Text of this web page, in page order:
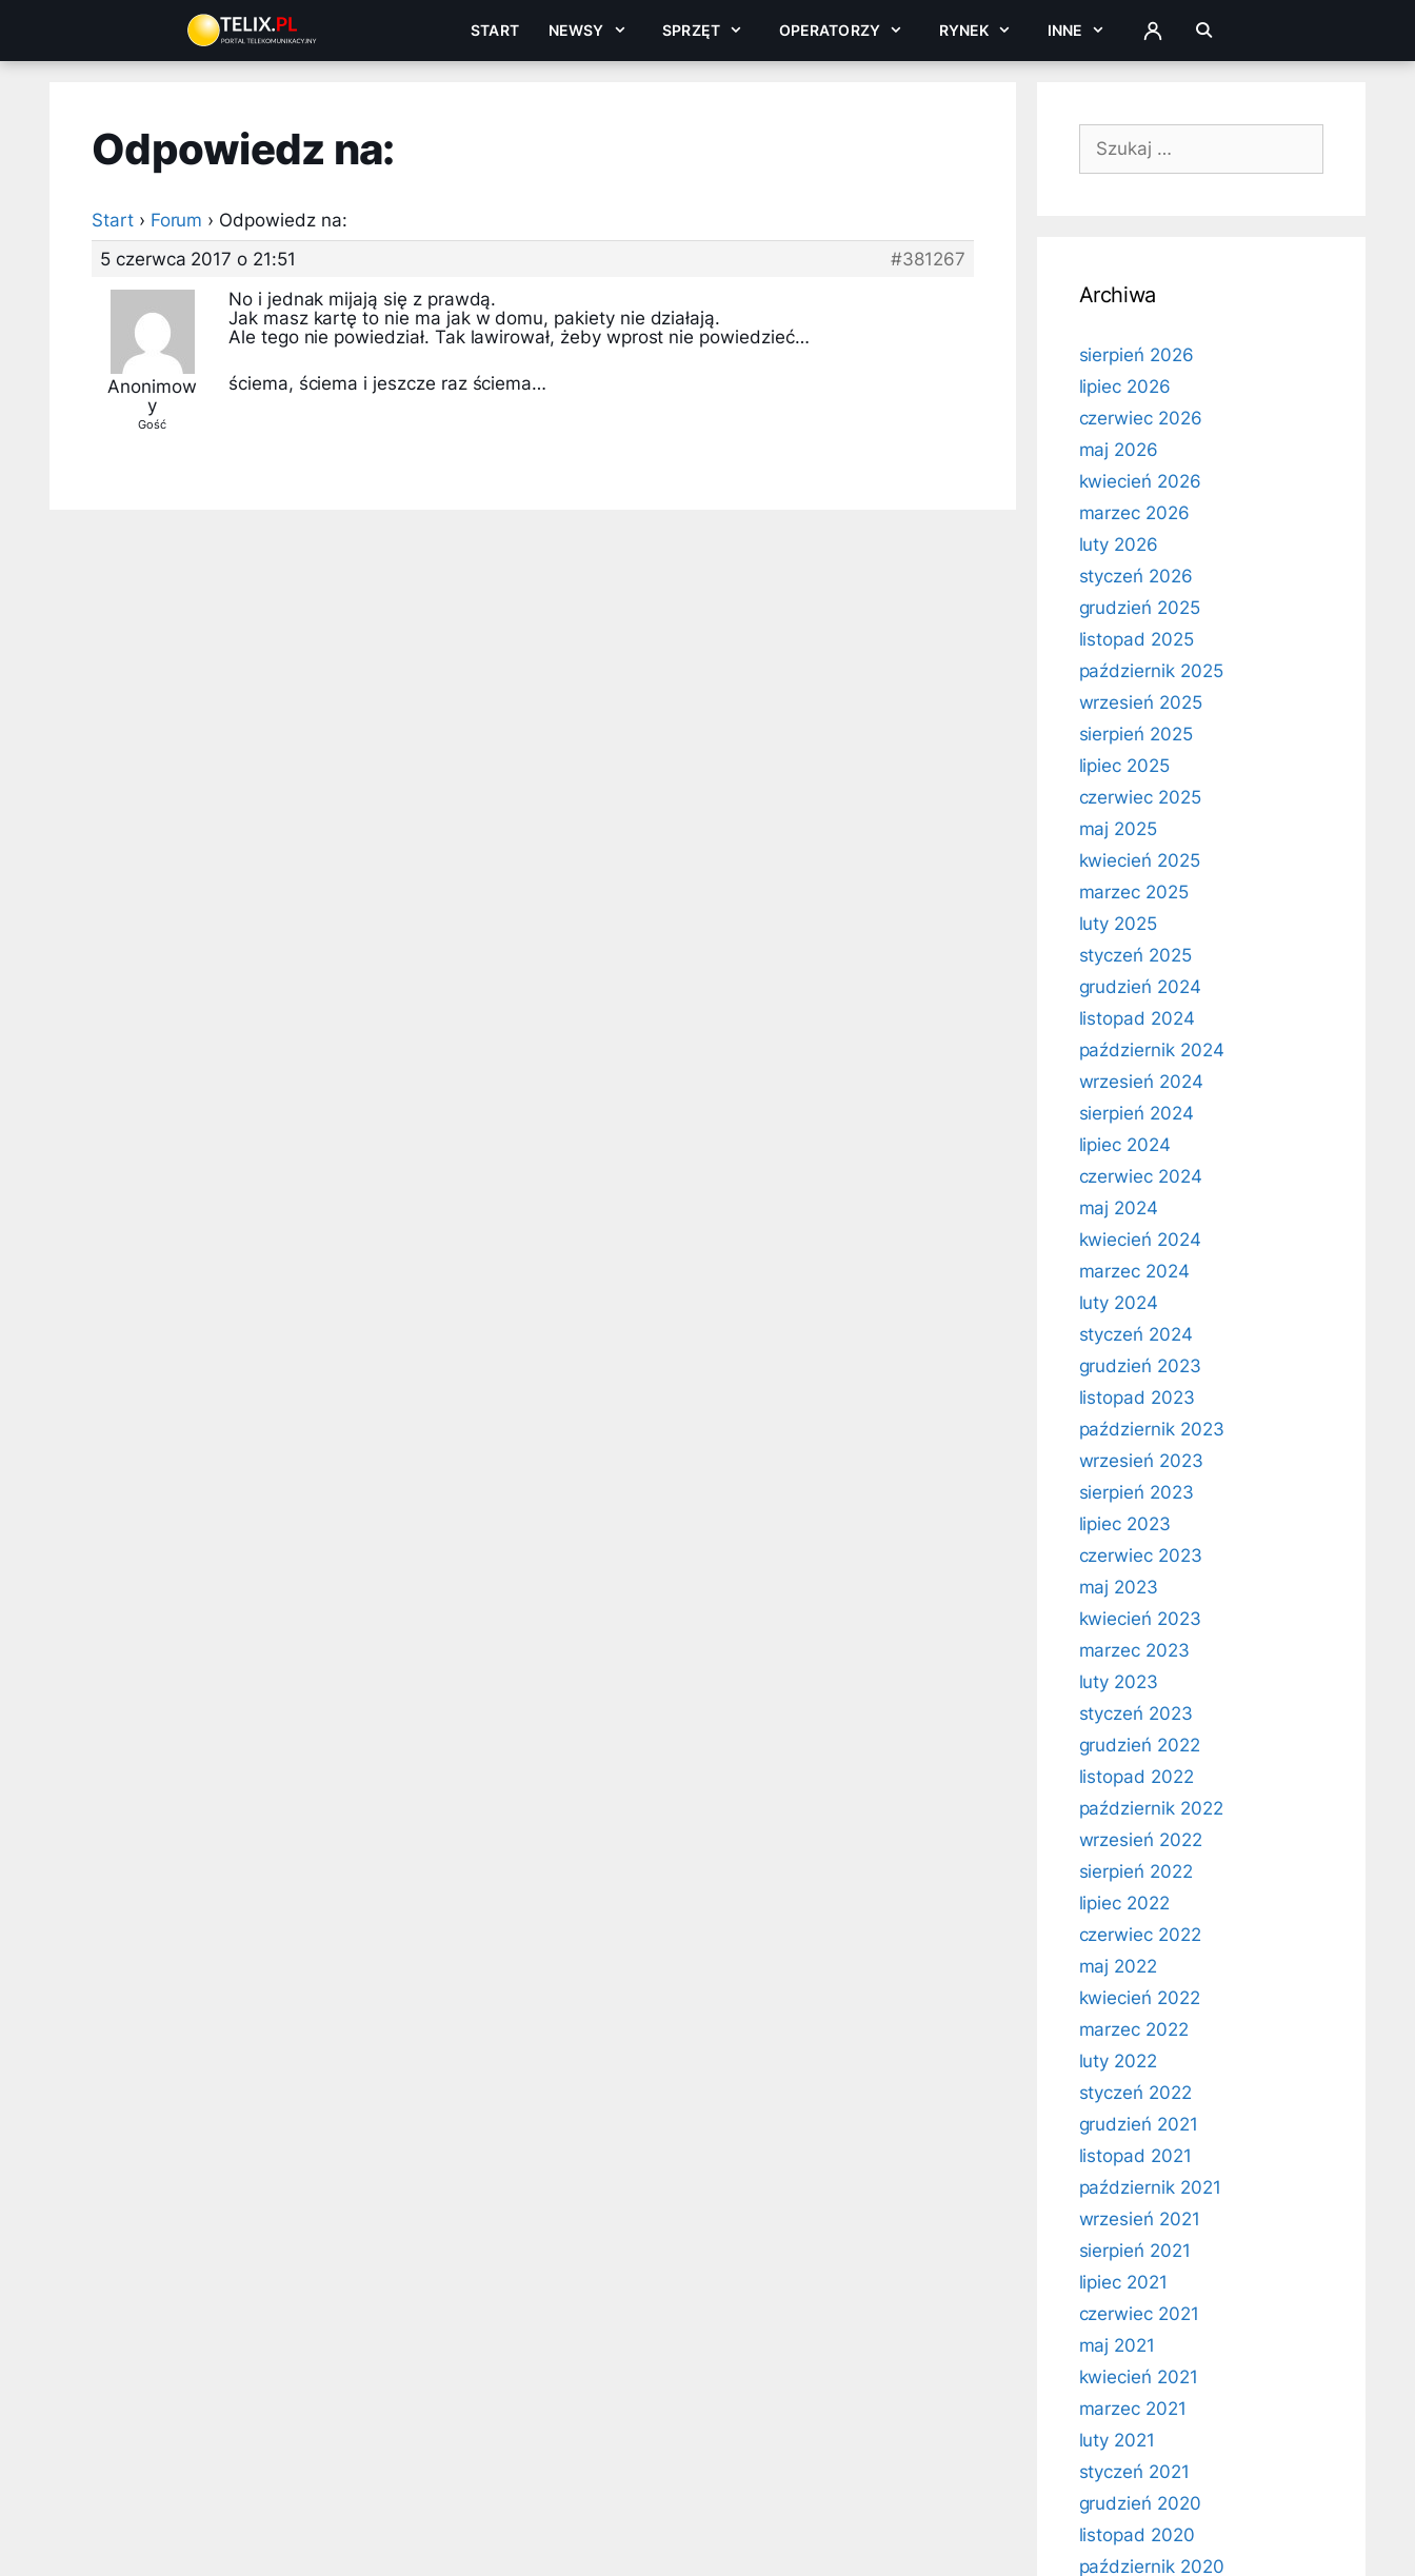
treści
START NEWSY SPRZĘT OPERATORZY RYNEK INNE ZALOGUJ
Odpowiedz na:
Start › Forum › Odpowiedz na:
5 czerwca 2017 o 21:51
#381267
Anonimow
y
Gość
No i jednak mijają się z prawdą.
Jak masz kartę to nie ma jak w domu, pakiety nie działają.
Ale tego nie powiedział. Tak lawirował, żeby wprost nie powiedzieć…
ściema, ściema i jeszcze raz ściema…
Szukaj:
Archiwa
sierpień 2026
lipiec 2026
czerwiec 2026
maj 2026
kwiecień 2026
marzec 2026
luty 2026
styczeń 2026
grudzień 2025
listopad 2025
październik 2025
wrzesień 2025
sierpień 2025
lipiec 2025
czerwiec 2025
maj 2025
kwiecień 2025
marzec 2025
luty 2025
styczeń 2025
grudzień 2024
listopad 2024
październik 2024
wrzesień 2024
sierpień 2024
lipiec 2024
czerwiec 2024
maj 2024
kwiecień 2024
marzec 2024
luty 2024
styczeń 2024
grudzień 2023
listopad 2023
październik 2023
wrzesień 2023
sierpień 2023
lipiec 2023
czerwiec 2023
maj 2023
kwiecień 2023
marzec 2023
luty 2023
styczeń 2023
grudzień 2022
listopad 2022
październik 2022
wrzesień 2022
sierpień 2022
lipiec 2022
czerwiec 2022
maj 2022
kwiecień 2022
marzec 2022
luty 2022
styczeń 2022
grudzień 2021
listopad 2021
październik 2021
wrzesień 2021
sierpień 2021
lipiec 2021
czerwiec 2021
maj 2021
kwiecień 2021
marzec 2021
luty 2021
styczeń 2021
grudzień 2020
listopad 2020
październik 2020